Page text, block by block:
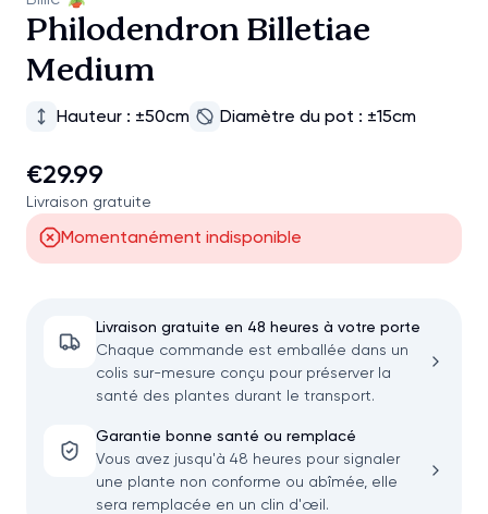
Philodendron Billetiae
Medium
Hauteur : ±50cm Diamètre du pot : ±15cm
€29.99
Livraison gratuite
Momentanément indisponible
Livraison gratuite en 48 heures à votre porte
Chaque commande est emballée dans un
colis sur-mesure conçu pour préserver la
santé des plantes durant le transport.
Garantie bonne santé ou remplacé
Vous avez jusqu'à 48 heures pour signaler
une plante non conforme ou abîmée, elle
sera remplacée en un clin d'œil.